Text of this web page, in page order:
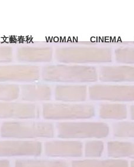
観る将棋、
文藝春秋 WOMAN CINEMA
キーワード入力
#森岡毅 #城彰二 #内田有紀